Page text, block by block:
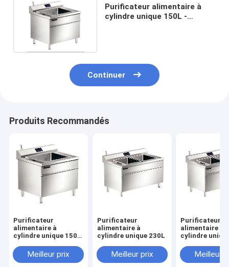
Purificateur alimentaire à
cylindre unique 150L -
Continuer
Produits Recommandés
Purificateur
alimentaire à
cylindre unique 150L
objetsMeilleur prix
Purificateur
alimentaire à
cylindre unique 230L
Meilleur prix
Purificateur
alimentaire à
cylindre
Meilleur